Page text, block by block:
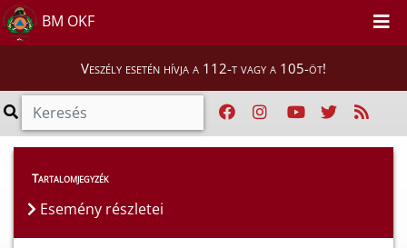
BM OKF
Veszély esetén hívja a 112-t vagy a 105-öt!
Esemény részletei
Tartalomjegyzék
Esemény részletei